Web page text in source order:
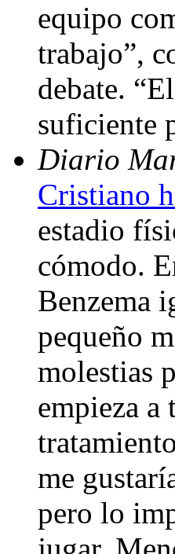
equipo
trabajo”,
debate.
suficiente
Diario
Cristiano
estadio
cómodo.
Benzema
pequeño
molestias
empieza a
me
pero lo